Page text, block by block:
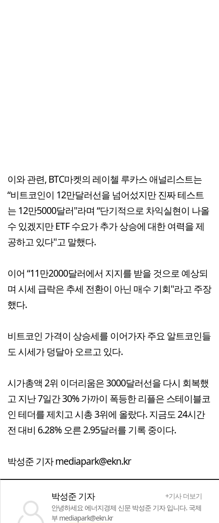
이와 관련, BTC마켓의 레이첼 루카스 애널리스트는
“비트코인이 12만달러선을 넘어섰지만 진짜 테스트
는 12만5000달러"라며 “단기적으로 차익실현이 나올
수 있겠지만 ETF 수요가 추가 상승에 대한 여력을 제
공하고 있다"고 말했다.
이어 “11만2000달러에서 지지를 받을 것으로 예상되
며 시세 급락은 추세 전환이 아닌 매수 기회"라고 주장
했다.
비트코인 가격이 상승세를 이어가자 주요 알트코인들
도 시세가 덩달아 오르고 있다.
시가총액 2위 이더리움은 3000달러선을 다시 회복했
고 지난 7일간 30% 가까이 폭등한 리플은 스테이블코
인 테더를 제치고 시총 3위에 올랐다. 지금도 24시간
전 대비 6.28% 오른 2.95달러를 기록 중이다.
박성준 기자 mediapark@ekn.kr
박성준 기자
+기사 더보기
안녕하세요 에너지경제 신문 박성준 기자 입니다. 국제
부 mediapark@ekn.kr